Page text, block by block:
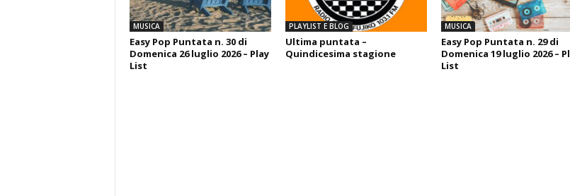
MUSICA
Easy Pop Puntata n. 30 di
Domenica 26 luglio 2026 – Play
List
PLAYLIST E BLOG
Ultima puntata –
Quindicesima stagione
MUSICA
Easy Pop Puntata n. 29 di
Domenica 19 luglio 2026 –
List